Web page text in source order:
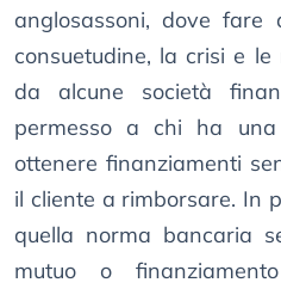
anglosassoni, dove fare
consuetudine, la crisi e
da alcune società
permesso a chi ha
ottenere finanziamenti
il cliente a rimborsare. In
quella norma bancaria
mutuo o